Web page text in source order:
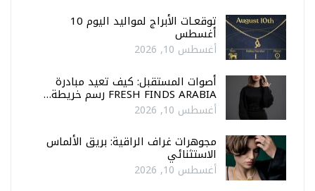
توقعـات الأبراج لمواليد اليوم 10
أغسطس
أغسطس 10, 2026
أصوات المستقبل: كيف تعيد مبادرة
FRESH FINDS ARABIA رسم خريطة…
أغسطس 10, 2026
مجوهرات غراف الراقية: بريق الألماس
الاستثنائي
أغسطس 10, 2026